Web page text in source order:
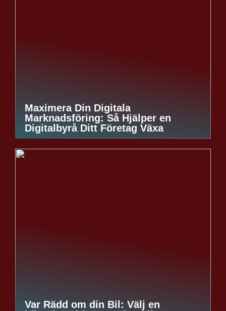
Maximera Din Digitala
Marknadsföring: Så Hjälper en
Digitalbyrå Ditt Företag Växa
Var Rädd om din Bil: Välj en